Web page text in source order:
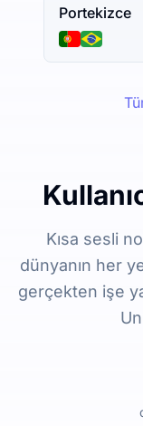
Portekizce
Kısa sesli
dünyanın her
gerçekten işe